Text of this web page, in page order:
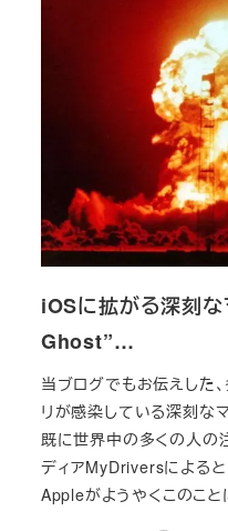
iOSに拡がる深刻
Ghost”…
当ブログでもお伝えした
リが感染している深刻な
既に世界中の多くの人の
ディアMyDriversによる
Appleがようやくこのこと